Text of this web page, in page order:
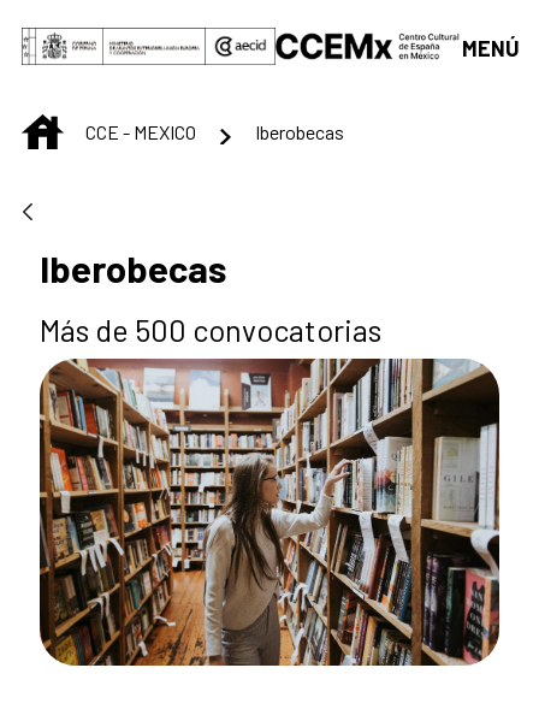
Saltar al contenido principal
MENÚ
INICIOCCE - MEXICO Iberobecas
Iberobecas
Más de 500 convocatorias